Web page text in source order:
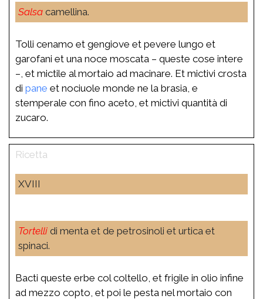
Salsa camellina.
Tolli cenamo et gengiove et pevere lungo et
garofani et una noce moscata – queste cose intere
–, et mictile al mortaio ad macinare. Et mictivi crosta
di pane et nociuole monde ne la brasia, e
stemperale con fino aceto, et mictivi quantità di
zucaro.
XVIII
Tortelli di menta et de petrosinoli et urtica et
spinaci.
Bacti queste erbe col coltello, et frigile in olio infine
ad mezzo copto, et poi le pesta nel mortaio con